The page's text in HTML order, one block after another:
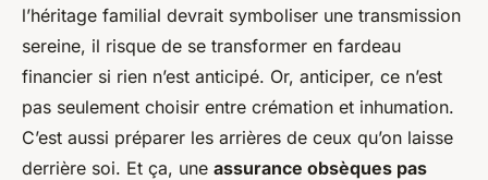
l’héritage familial devrait symboliser une transmission
sereine, il risque de se transformer en fardeau
financier si rien n’est anticipé. Or, anticiper, ce n’est
pas seulement choisir entre crémation et inhumation.
C’est aussi préparer les arrières de ceux qu’on laisse
derrière soi. Et ça, une assurance obsèques pas